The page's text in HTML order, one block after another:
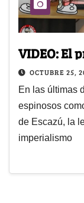
VIDEO: El
OCTUBRE 25,
En las últimas
espinosos
de Escazú, la
imperialismo